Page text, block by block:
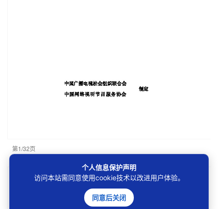
第1/32页
个人信息保护声明
访问本站需同意使用cookie技术以改进用户体验。
同意后关闭